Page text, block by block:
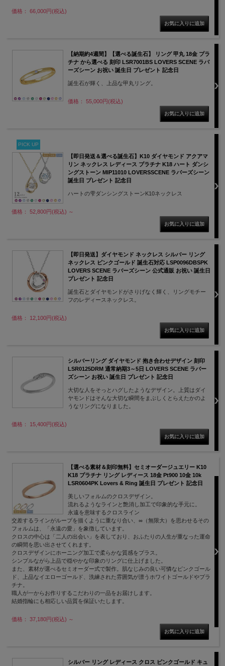
価格： 66,000円(税込)
【納期約4週間】【選べる誕生石】 リング 甲丸 18金 プラ
チナ から選べる 刻印 LSR7001BS LOVERS SCENE ラバ
ーズシーン お祝い 誕生日 プレゼント 記念日
誕生石が輝く、上品な甲丸リング。
価格： 55,000円(税込)
PICK UP
【即日発送＆選べる誕生石】K10 ダイヤモンド アクアマ
リン ネックレス レディース プラチナ K18 ハート ダンシ
ングストーン MIP11010 LOVERSSCENE ラバーズシーン
誕生日 プレゼント 記念日
ハートの雫ダンシングストーンK10ネックレス
価格： 52,800円(税込) ～
【即日発送】ダイヤモンド ネックレス シルバー リング
ネックレス ピンクゴールド 誕生石対応 LSP0096DBSPK
LOVERS SCENE ラバーズシーン 公式通販 お祝い 誕生日
プレゼント 記念日
誕生石とダイヤモンドがさりげなく輝く、リングモチー
フのレディースネックレス。
価格： 12,100円(税込)
シルバーリング ダイヤモンド 抱き合わせデザイン 刻印
LSR0125DRM 通常納期3～5日 LOVERS SCENE ラバー
ズシーン お祝い 誕生日 プレゼント 記念日
大切な人をそっとハグしたようなデザイン。上質はダイ
ヤモンドはそんな大切な瞬間をまぶしくとらえたかのよ
うなリングになりました。
価格： 15,400円(税込)
【選べる素材＆刻印無料】セミオーダージュエリー K10
K18 プラチナ リング レディース 18金 Pt900 10金 10k
LSR0604PK Lovers & Ring 誕生日 プレゼント 記念日
美しいフォルムのクロスデザイン。
流れるようなラインと艶消し加工で印象的な手元に。
永遠を意味するクロスライン
交差するラインがループを描くように重なり合い、∞（無限大）を思わせるその
フォルムは、「永遠の愛」を象徴しています。
クロスの中心は「二人の出会い」を表しており、おふたりの人生が重なった運命
の瞬間を思い出させてくれます。
クロスデザインにホーニング加工で柔らかな質感をプラス。
シンプルながら上品で穏やかな印象のリングに仕上げました。
また、素材が選べるセミオーダー式で製作。肌なじみの良い可憐なピンクゴール
ド、上品なイエローゴールド、洗練された雰囲気が漂うホワイトゴールドやプラ
チナ。
職人が一からお作りするこだわりの一品をお届けします。
結婚指輪にも相応しい品質を保証いたします。
価格： 37,180円(税込) ～
シルバー リング レディース クロス ピンクゴールド キュ